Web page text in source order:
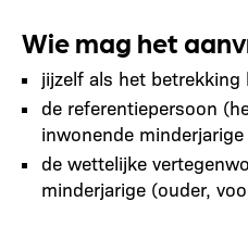
Wie mag het
jijzelf als het betrekking
de referentiepersoon
inwonende
de wettelijke
minderjarige (ouder,